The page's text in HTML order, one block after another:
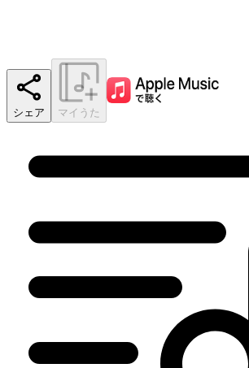
シェア マイうた